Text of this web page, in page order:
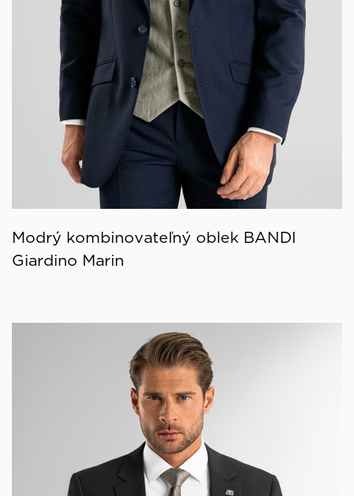
Modrý kombinovateľný oblek BANDI
Giardino Marin